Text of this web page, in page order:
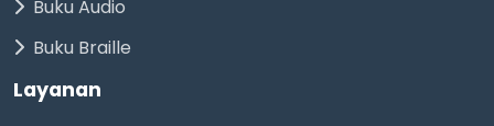
Buku Audio
Buku Braille
Layanan